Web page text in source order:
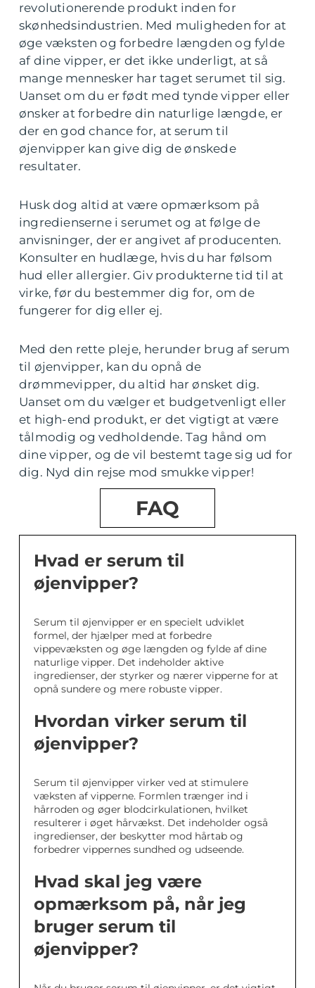
revolutionerende produkt inden for
skønhedsindustrien. Med muligheden for at
øge væksten og forbedre længden og fylde
af dine vipper, er det ikke underligt, at så
mange mennesker har taget serumet til sig.
Uanset om du er født med tynde vipper eller
ønsker at forbedre din naturlige længde, er
der en god chance for, at serum til
øjenvipper kan give dig de ønskede
resultater.
Husk dog altid at være opmærksom på
ingredienserne i serumet og at følge de
anvisninger, der er angivet af producenten.
Konsulter en hudlæge, hvis du har følsom
hud eller allergier. Giv produkterne tid til at
virke, før du bestemmer dig for, om de
fungerer for dig eller ej.
Med den rette pleje, herunder brug af serum
til øjenvipper, kan du opnå de
drømmevipper, du altid har ønsket dig.
Uanset om du vælger et budgetvenligt eller
et high-end produkt, er det vigtigt at være
tålmodig og vedholdende. Tag hånd om
dine vipper, og de vil bestemt tage sig ud for
dig. Nyd din rejse mod smukke vipper!
FAQ
Hvad er serum til
øjenvipper?
Serum til øjenvipper er en specielt udviklet
formel, der hjælper med at forbedre
vippevæksten og øge længden og fylde af dine
naturlige vipper. Det indeholder aktive
ingredienser, der styrker og nærer vipperne for at
opnå sundere og mere robuste vipper.
Hvordan virker serum til
øjenvipper?
Serum til øjenvipper virker ved at stimulere
væksten af vipperne. Formlen trænger ind i
hårroden og øger blodcirkulationen, hvilket
resulterer i øget hårvækst. Det indeholder også
ingredienser, der beskytter mod hårtab og
forbedrer vippernes sundhed og udseende.
Hvad skal jeg være
opmærksom på, når jeg
bruger serum til
øjenvipper?